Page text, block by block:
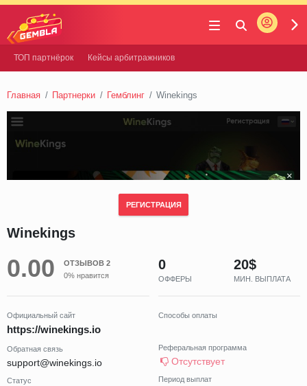
Gembla
Войти
ТОП партнёрок Кейсы арбитражников
Главная Партнерки Гемблинг Winekings
Winekings
0.00
ОТЗЫВОВ 2
0% нравится
0
ОФФЕРЫ
20$
МИН. ВЫПЛАТА
Официальный сайт
https://winekings.io
Обратная связь
support@winekings.io
Статус
Способы оплаты
Реферальная программа
Отсутствует
Период выплат
РЕГИСТРАЦИЯ